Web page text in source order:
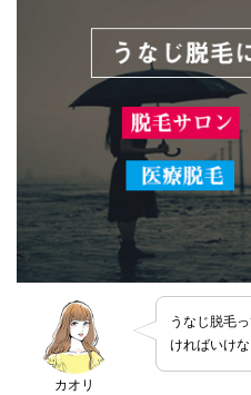
カオリ
うなじ脱毛
ければいけ